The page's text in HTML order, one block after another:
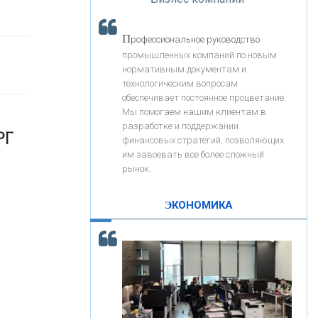
«РОСЕВРОБАНК»
«ПРЕСС-СЛУЖБА ВТБ24»
«АВТОГРАДБАНК»
КОНТАКТЫ
«Интервью»
Скорость - один из главных трендов в
кредитовании бизнеса - «Интервью»
Профессиональное руководство
промышленных компаний по новым
нормативным документам и
технологическим вопросам
обеспечивает постоянное процветание.
Мы помогаем нашим клиентам в
разработке и поддержании
финансовых стратегий, позволяющих
им завоевать все более сложный
рынок.
ЭКОНОМИКА